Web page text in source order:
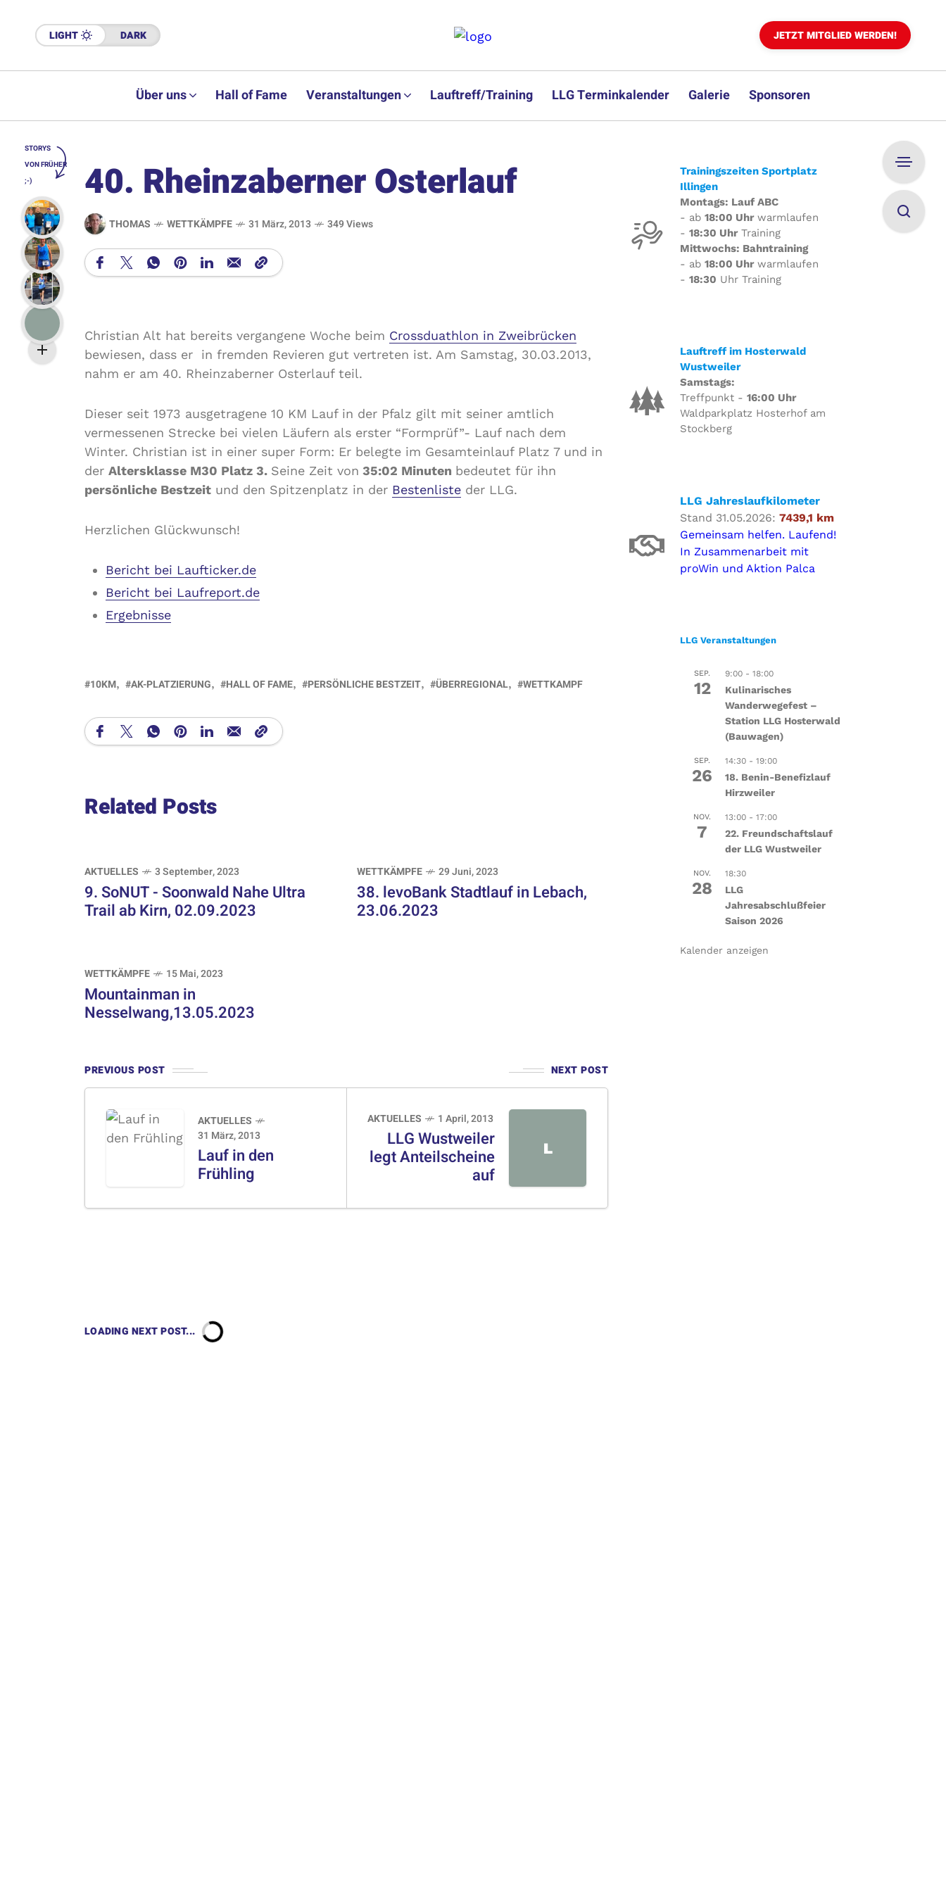
LIGHT DARK JETZT MITGLIED WERDEN!
Über uns Hall of Fame Veranstaltungen Lauftreff/Training LLG Terminkalender Galerie Sponsoren
40. Rheinzaberner Osterlauf
THOMAS WETTKÄMPFE 31 März, 2013 349 Views
Christian Alt hat bereits vergangene Woche beim Crossduathlon in Zweibrücken
bewiesen, dass er in fremden Revieren gut vertreten ist. Am Samstag, 30.03.2013,
nahm er am 40. Rheinzaberner Osterlauf teil.
Dieser seit 1973 ausgetragene 10 KM Lauf in der Pfalz gilt mit seiner amtlich
vermessenen Strecke bei vielen Läufern als erster “Formprüf”- Lauf nach dem
Winter. Christian ist in einer super Form: Er belegte im Gesamteinlauf Platz 7 und in
der Altersklasse M30 Platz 3. Seine Zeit von 35:02 Minuten bedeutet für ihn
persönliche Bestzeit und den Spitzenplatz in der Bestenliste der LLG.
Herzlichen Glückwunsch!
Bericht bei Laufticker.de
Bericht bei Laufreport.de
Ergebnisse
10KM AK-PLATZIERUNG HALL OF FAME PERSÖNLICHE BESTZEIT ÜBERREGIONAL WETTKAMPF
Related Posts
AKTUELLES 3 September, 2023
9. SoNUT - Soonwald Nahe Ultra
Trail ab Kirn, 02.09.2023
WETTKÄMPFE 29 Juni, 2023
38. levoBank Stadtlauf in Lebach,
23.06.2023
WETTKÄMPFE 15 Mai, 2023
Mountainman in
Nesselwang,13.05.2023
PREVIOUS POST NEXT POST
AKTUELLES
31 März, 2013
Lauf in den
Frühling
L
AKTUELLES 1 April, 2013
LLG Wustweiler
legt Anteilscheine
auf
Trainingszeiten Sportplatz
Illingen
Montags: Lauf ABC
- ab 18:00 Uhrwarmlaufen
- 18:30 UhrTraining
Mittwochs: Bahntraining
- ab 18:00 Uhrwarmlaufen
- 18:30 Uhr Training
Lauftreff im Hosterwald
Wustweiler
Samstags:
Treffpunkt - 16:00 Uhr
Waldparkplatz Hosterhof am
Stockberg
LLG Jahreslaufkilometer
Stand 31.05.2026: 7439,1 km
Gemeinsam helfen. Laufend!
In Zusammenarbeit mit
proWin und Aktion Palca
LLG Veranstaltungen
SEP.
12
9:00- 18:00
Kulinarisches
Wanderwegefest –
Station LLG Hosterwald
(Bauwagen)
SEP.
26
14:30- 19:00
18. Benin-Benefizlauf
Hirzweiler
NOV.
7
13:00- 17:00
22. Freundschaftslauf
der LLG Wustweiler
NOV.
28
18:30
LLG
Jahresabschlußfeier
Saison 2026
Kalender anzeigen
LOADING NEXT POST...
STORYS
VON FRÜHER
;-)